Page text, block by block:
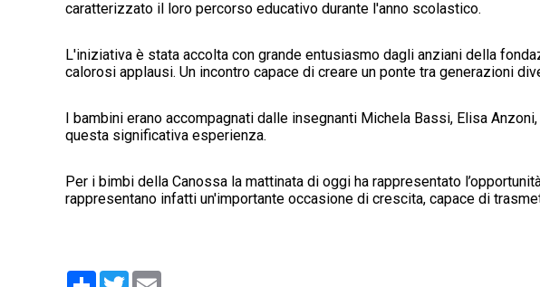
caratterizzato il loro percorso educativo durante l'anno scolastico.
L'iniziativa è stata accolta con grande entusiasmo dagli anziani della
calorosi applausi. Un incontro capace di creare un ponte tra generazioni
I bambini erano accompagnati dalle insegnanti Michela Bassi, Elisa
questa significativa esperienza.
Per i bimbi della Canossa la mattinata di oggi ha rappresentato
rappresentano infatti un'importante occasione di crescita, capace di
Condividi
Twitter